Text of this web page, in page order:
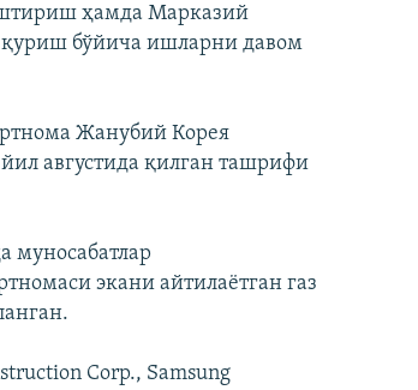
ҳамда Марказий
қуриш бўйича ишларни давом
Жанубий Корея
августида қилган ташрифи
муносабатлар
экани айтилаётган газ
Corp., Samsung